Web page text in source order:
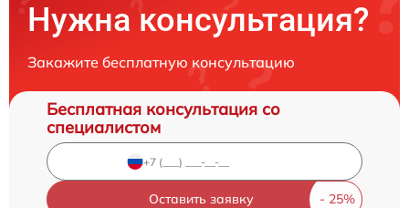
Нужна консультация?
Закажите бесплатную консультацию
Бесплатная консультация со
специалистом
Оставить заявку